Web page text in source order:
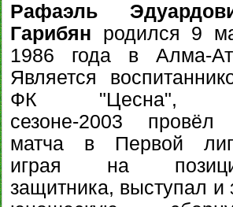
Рафаэль
Гарибян родился 9
1986 года в Алма-
Является
ФК "Цесна",
сезоне-2003
матча в Первой
играя на
защитника, выступал и